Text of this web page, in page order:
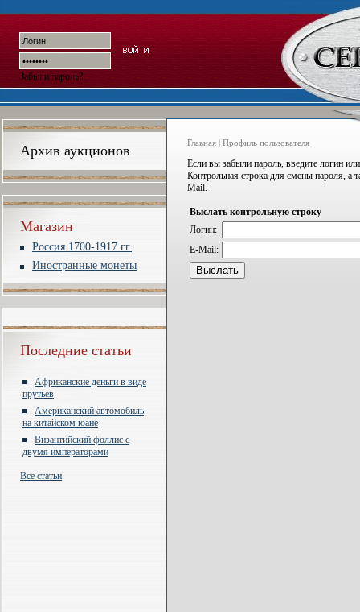
Забыли пароль?
Архив аукционов
Магазин
Россия 1700-1917 гг.
Иностранные монеты
Последние статьи
Африканские деньги в виде
прутьев
Американский автомобиль
на китайском юане
Византийский фоллис с
двумя императорами
Все статьи
Главная | Профиль пользователя
Если вы забыли пароль, введите логин
Контрольная строка для смены пароля, а
Mail.
Выслать контрольную строку
Логин:
E-Mail: